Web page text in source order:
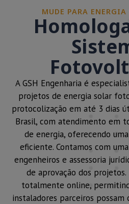
MUDE PARA
A GSH Engenharia é
projetos de energia solar
protocolização em até 3 dias
Brasil, com atendimento em
de energia, oferecendo
eficiente. Contamos com
engenheiros e assessoria
de aprovação dos
totalmente online,
instaladores parceiros possam